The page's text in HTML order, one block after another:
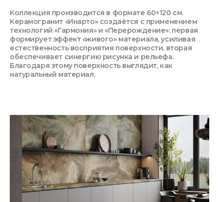
Коллекция производится в формате 60×120 см.
Керамогранит «Инарто» создаётся с применением
технологий «Гармония» и «Перерождение»: первая
формирует эффект «живого» материала, усиливая
естественность восприятия поверхности, вторая
обеспечивает синергию рисунка и рельефа.
Благодаря этому поверхность выглядит, как
натуральный материал.